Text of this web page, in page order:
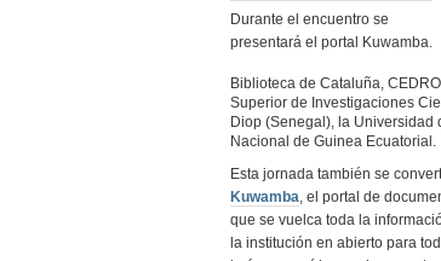
Durante el encuentro se
presentará el portal Kuwamba.
Biblioteca de Cataluña,
Superior de Investigaciones
Diop (Senegal), la Universidad
Nacional de Guinea Ecuatorial.
Esta jornada también se
Kuwamba, el portal de
que se vuelca toda la
la institución en abierto para